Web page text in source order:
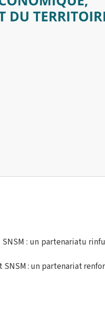
: un partenariatu
: un partenariat